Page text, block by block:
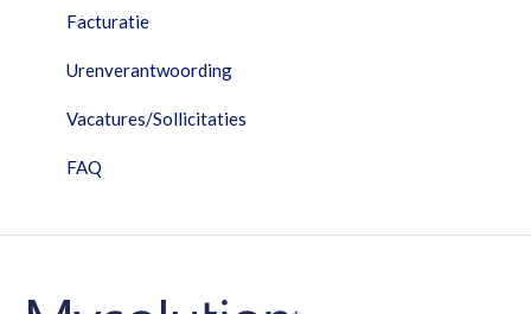
Documenten
Facturatie
Financieel
HRM
Accounts/Personen
Combi
Dashboard
Documenten
Facturatie
Urenverantwoording
Vacatures/Sollicitaties
FAQ